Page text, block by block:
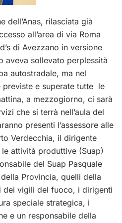
dell’Anas, rilasciata già
all’area di via Roma
di Avezzano in versione
aveva sollevato perplessità
autostradale, ma nel
e superate tutte le
a mezzogiorno, ci sarà
che si terrà nell’aula del
presenti l’assessore alle
Verdecchia, il dirigente
attività produttive (Suap)
del Suap Pasquale
Provincia, quelli della
dei vigili del fuoco, i dirigenti
speciale strategica, i
e un responsabile della